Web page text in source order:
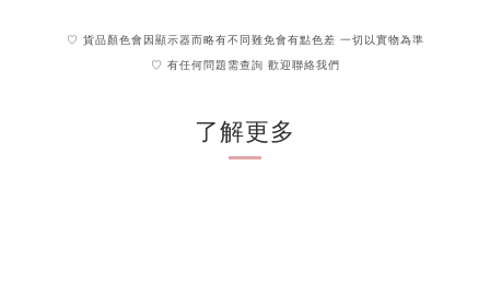
♡ 貨品顏色會因顯示器而略有不同難免會有點色差 一切以實物為準
♡ 有任何問題需查詢 歡迎聯絡我們
了解更多